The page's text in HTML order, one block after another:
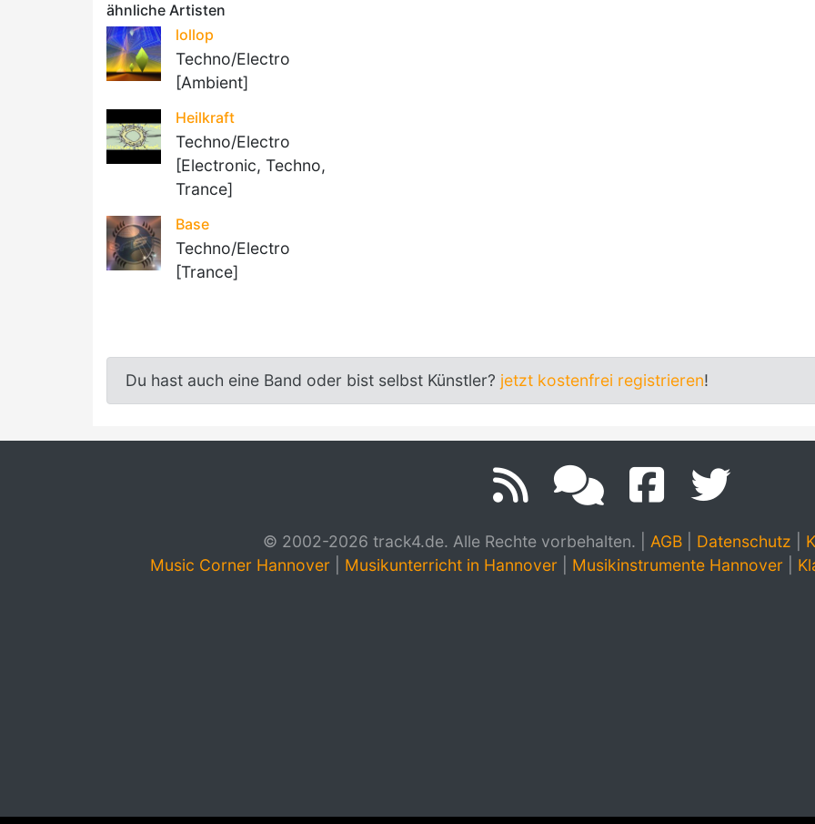
ähnliche Artisten
lollop
Techno/Electro
[Ambient]
Heilkraft
Techno/Electro
[Electronic, Techno,
Trance]
Base
Techno/Electro
[Trance]
Du hast auch eine Band oder bist selbst Künstler? jetzt kostenfrei registrieren!
© 2002-2026 track4.de. Alle Rechte vorbehalten. AGB| Datenschutz
Music Corner Hannover
Musikunterricht in Hannover Musikinstrumente Hannover